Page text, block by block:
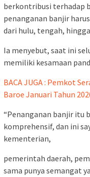
berkontribusi terhadap
penanganan banjir
dari hulu, tengah,
Ia menyebut, saat ini
memiliki kesamaan
BACA JUGA : Pemkot
Baroe Januari Tahun
“Penanganan banjir itu
komprehensif, dan ini
kementerian,
pemerintah daerah,
sama punya semangat